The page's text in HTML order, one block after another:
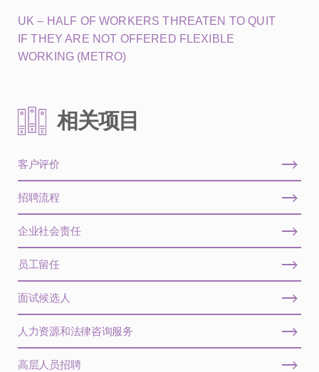
UK – HALF OF WORKERS THREATEN TO QUIT
IF THEY ARE NOT OFFERED FLEXIBLE
WORKING (METRO)
相关项目
客户评价
招聘流程
企业社会责任
员工留任
面试候选人
人力资源和法律咨询服务
高层人员招聘